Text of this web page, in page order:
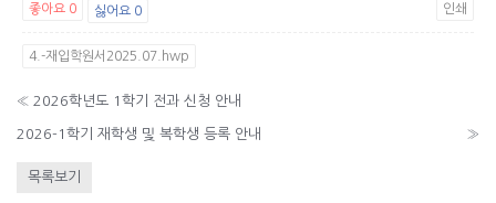
좋아요 0 싫어요 0 인쇄
4.-재입학원서2025.07.hwp
« 2026학년도 1학기 전과 신청 안내
2026-1학기 재학생 및 복학생 등록 안내 »
목록보기